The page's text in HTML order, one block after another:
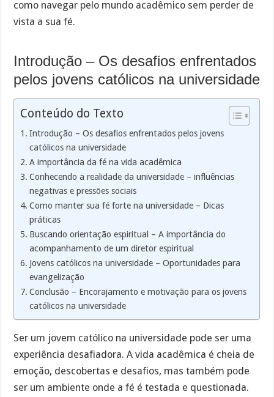
como navegar pelo mundo acadêmico sem perder de
vista a sua fé.
Introdução – Os desafios enfrentados
pelos jovens católicos na universidade
Conteúdo do Texto
Introdução – Os desafios enfrentados pelos jovens
católicos na universidade
A importância da fé na vida acadêmica
Conhecendo a realidade da universidade – influências
negativas e pressões sociais
Como manter sua fé forte na universidade – Dicas
práticas
Buscando orientação espiritual – A importância do
acompanhamento de um diretor espiritual
Jovens católicos na universidade – Oportunidades para
evangelização
Conclusão – Encorajamento e motivação para os jovens
católicos na universidade
Ser um jovem católico na universidade pode ser uma
experiência desafiadora. A vida acadêmica é cheia de
emoção, descobertas e desafios, mas também pode
ser um ambiente onde a fé é testada e questionada.